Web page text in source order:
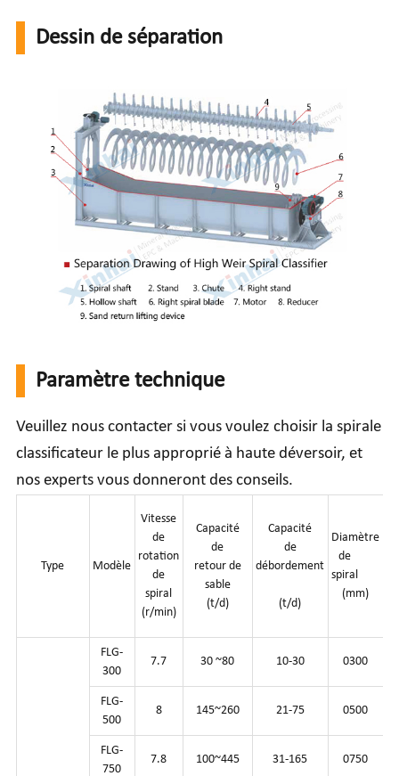
Dessin de séparation
Paramètre technique
Veuillez nous contacter si vous voulez choisir la spirale
classificateur le plus approprié à haute déversoir, et
nos experts vous donneront des conseils.
Type Modèle
Vitesse
de
rotation
de
spiral
(r/min)
Capacité
de
retour de
sable
(t/d)
Capacité
de
débordement
(t/d)
Diamètre
de
spiral
(mm)
FLG-
300
7.7 30 ~80 10-30 0300
FLG-
500
8 145~260 21-75 0500
FLG-
750
7.8 100~445 31-165 0750